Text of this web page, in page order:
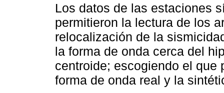
Los datos de las estaciones
permitieron la lectura de los
relocalización de la
la forma de onda cerca del
centroide; escogiendo el que
forma de onda real y la